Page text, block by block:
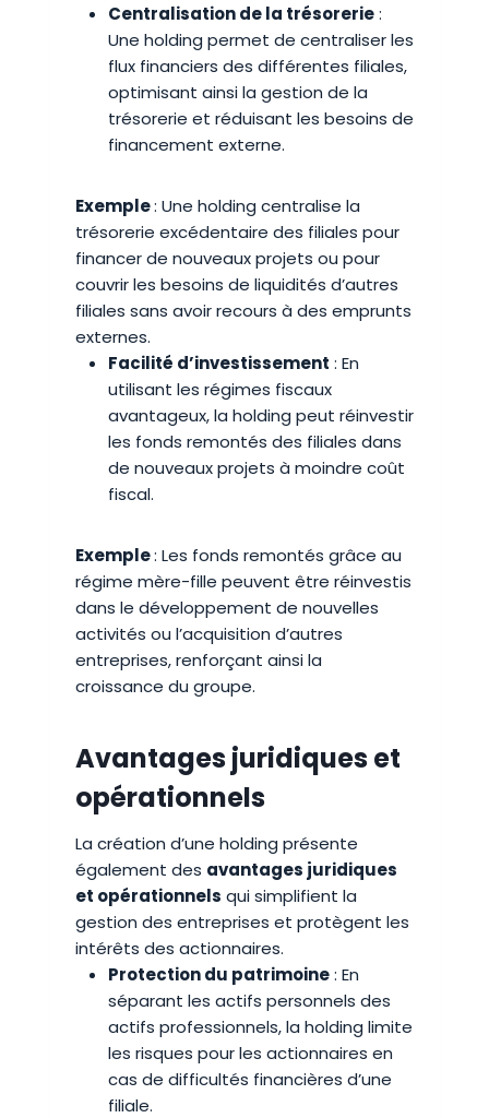
Centralisation de la trésorerie:
Une holding permet de centraliser les
flux financiers des différentes filiales,
optimisant ainsi la gestion de la
trésorerie et réduisant les besoins de
financement externe.
Exemple: Une holding centralise la
trésorerie excédentaire des filiales pour
financer de nouveaux projets ou pour
couvrir les besoins de liquidités d’autres
filiales sans avoir recours à des emprunts
externes.
Facilité d’investissement : En
utilisant les régimes fiscaux
avantageux, la holding peut réinvestir
les fonds remontés des filiales dans
de nouveaux projets à moindre coût
fiscal.
Exemple: Les fonds remontés grâce au
régime mère-fille peuvent être réinvestis
dans le développement de nouvelles
activités ou l’acquisition d’autres
entreprises, renforçant ainsi la
croissance du groupe.
Avantages juridiques et
opérationnels
La création d’une holding présente
également des avantages juridiques
et opérationnels qui simplifient la
gestion des entreprises et protègent les
intérêts des actionnaires.
Protection du patrimoine: En
séparant les actifs personnels des
actifs professionnels, la holding limite
les risques pour les actionnaires en
cas de difficultés financières d’une
filiale.